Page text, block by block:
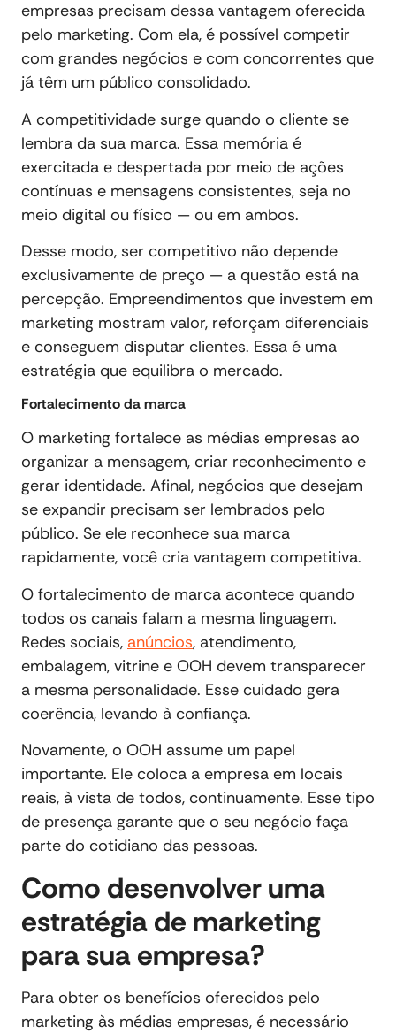
empresas precisam dessa vantagem oferecida
pelo marketing. Com ela, é possível competir
com grandes negócios e com concorrentes que
já têm um público consolidado.
A competitividade surge quando o cliente se
lembra da sua marca. Essa memória é
exercitada e despertada por meio de ações
contínuas e mensagens consistentes, seja no
meio digital ou físico — ou em ambos.
Desse modo, ser competitivo não depende
exclusivamente de preço — a questão está na
percepção. Empreendimentos que investem em
marketing mostram valor, reforçam diferenciais
e conseguem disputar clientes. Essa é uma
estratégia que equilibra o mercado.
Fortalecimento da marca
O marketing fortalece as médias empresas ao
organizar a mensagem, criar reconhecimento e
gerar identidade. Afinal, negócios que desejam
se expandir precisam ser lembrados pelo
público. Se ele reconhece sua marca
rapidamente, você cria vantagem competitiva.
O fortalecimento de marca acontece quando
todos os canais falam a mesma linguagem.
Redes sociais, anúncios, atendimento,
embalagem, vitrine e OOH devem transparecer
a mesma personalidade. Esse cuidado gera
coerência, levando à confiança.
Novamente, o OOH assume um papel
importante. Ele coloca a empresa em locais
reais, à vista de todos, continuamente. Esse tipo
de presença garante que o seu negócio faça
parte do cotidiano das pessoas.
Como desenvolver uma
estratégia de marketing
para sua empresa?
Para obter os benefícios oferecidos pelo
marketing às médias empresas, é necessário